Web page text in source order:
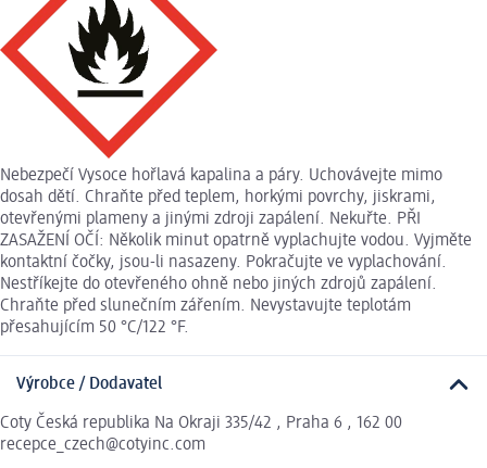
Nebezpečí Vysoce hořlavá kapalina a páry. Uchovávejte mimo
dosah dětí. Chraňte před teplem, horkými povrchy, jiskrami,
otevřenými plameny a jinými zdroji zapálení. Nekuřte. PŘI
ZASAŽENÍ OČÍ: Několik minut opatrně vyplachujte vodou. Vyjměte
kontaktní čočky, jsou-li nasazeny. Pokračujte ve vyplachování.
Nestříkejte do otevřeného ohně nebo jiných zdrojů zapálení.
Chraňte před slunečním zářením. Nevystavujte teplotám
přesahujícím 50 °C/122 °F.
Výrobce / Dodavatel
Coty Česká republika Na Okraji 335/42 , Praha 6 , 162 00
recepce_czech@cotyinc.com